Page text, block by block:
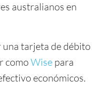
australianos en
tarjeta de débito
como Wise para
económicos.